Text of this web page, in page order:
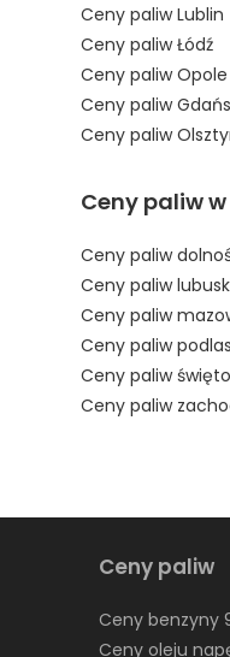
Ceny paliw Lublin
Ceny paliw Łódź
Ceny paliw Opole
Ceny paliw
Ceny paliw
Ceny paliw
Ceny paliw
Ceny paliw
Ceny paliw
Ceny paliw
Ceny paliw
Ceny paliw
Ceny paliw
Ceny benzyny
Ceny oleju